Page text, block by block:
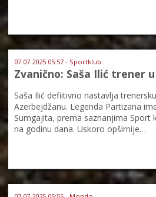
07.07.2025 05:57 - Sportklub
Zvanično: Saša Ilić trener
Saša Ilić defiitivno nastavlja
Azerbejdžanu. Legenda Partizana
Sumgajita, prema saznanjima Sport
na godinu dana. Uskoro opširnije…